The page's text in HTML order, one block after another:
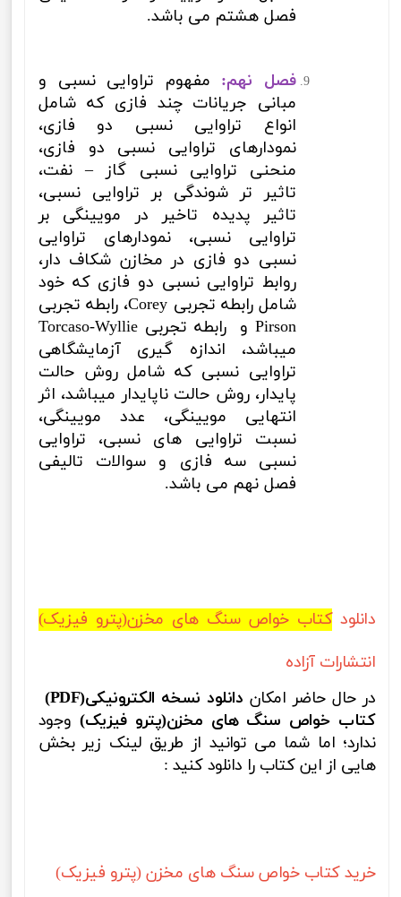
فصل هشتم می باشد.
فصل نهم: مفهوم تراوایی نسبی و
مبانی جریانات چند فازی که شامل
انواع تراوایی نسبی دو فازی،
نمودارهای تراوایی نسبی دو فازی،
منحنی تراوایی نسبی گاز –نفت،
تاثیر تر شوندگی بر تراوایی نسبی،
تاثیر پدیده تاخیر در مویینگی بر
تراوایی نسبی، نمودارهای تراوایی
نسبی دو فازی در مخازن شکاف دار،
روابط تراوایی نسبی دو فازی که خود
شامل رابطه تجربی Corey، رابطه تجربی
Pirsonو رابطه تجربی Torcaso-Wyllie
میباشد، اندازه گیری آزمایشگاهی
تراوایی نسبی که شامل روش حالت
پایدار، روش حالت ناپایدار میباشد، اثر
انتهایی مویینگی، عدد مویینگی،
نسبت تراوایی های نسبی، تراوایی
نسبی سه فازی و سوالات تالیفی
فصل نهم می باشد.
دانلودکتاب خواص سنگ های مخزن(پترو فیزیک)
انتشارات آزاده
در حال حاضر امکان دانلود نسخه الکترونیکی(PDF)
کتاب خواص سنگ های مخزن(پترو فیزیک) وجود
ندارد؛ اما شما می ‌توانید از طریق لینک زیر بخش
هایی از این کتاب را دانلود کنید :
خرید کتاب خواص سنگ های مخزن (پترو فیزیک)